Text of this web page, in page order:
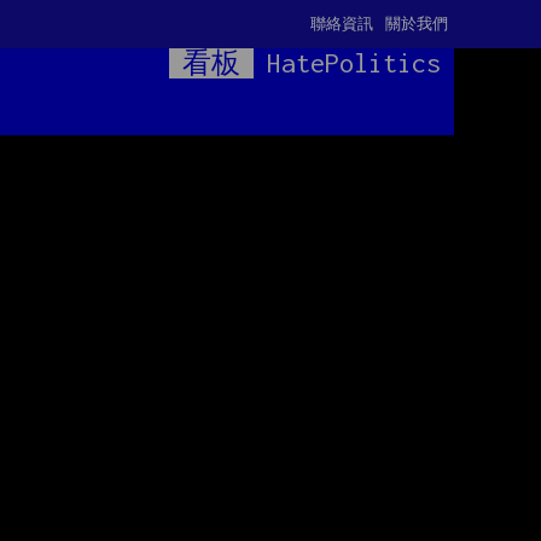
關於我們
聯絡資訊
看板 HatePolitics